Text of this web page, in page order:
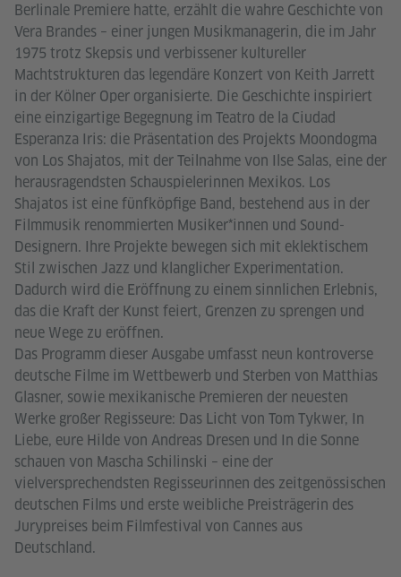
Berlinale Premiere hatte, erzählt die wahre Geschichte von
Vera Brandes – einer jungen Musikmanagerin, die im Jahr
1975 trotz Skepsis und verbissener kultureller
Machtstrukturen das legendäre Konzert von Keith Jarrett
in der Kölner Oper organisierte. Die Geschichte inspiriert
eine einzigartige Begegnung im Teatro de la Ciudad
Esperanza Iris: die Präsentation des Projekts Moondogma
von Los Shajatos, mit der Teilnahme von Ilse Salas, eine der
herausragendsten Schauspielerinnen Mexikos. Los
Shajatos ist eine fünfköpfige Band, bestehend aus in der
Filmmusik renommierten Musiker*innen und Sound-
Designern. Ihre Projekte bewegen sich mit eklektischem
Stil zwischen Jazz und klanglicher Experimentation.
Dadurch wird die Eröffnung zu einem sinnlichen Erlebnis,
das die Kraft der Kunst feiert, Grenzen zu sprengen und
neue Wege zu eröffnen.
Das Programm dieser Ausgabe umfasst neun kontroverse
deutsche Filme im Wettbewerb und Sterben von Matthias
Glasner, sowie mexikanische Premieren der neuesten
Werke großer Regisseure: Das Licht von Tom Tykwer, In
Liebe, eure Hilde von Andreas Dresen und In die Sonne
schauen von Mascha Schilinski – eine der
vielversprechendsten Regisseurinnen des zeitgenössischen
deutschen Films und erste weibliche Preisträgerin des
Jurypreises beim Filmfestival von Cannes aus
Deutschland.